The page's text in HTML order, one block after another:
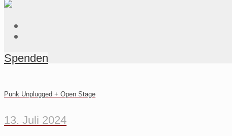
Spenden
Punk Unplugged + Open Stage
13. Juli 2024